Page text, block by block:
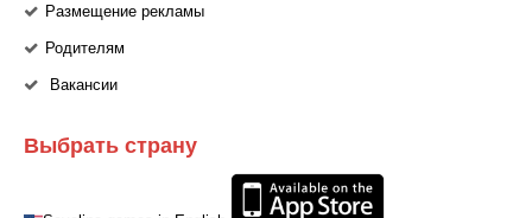
Размещение рекламы
Родителям
Вакансии
Выбрать страну